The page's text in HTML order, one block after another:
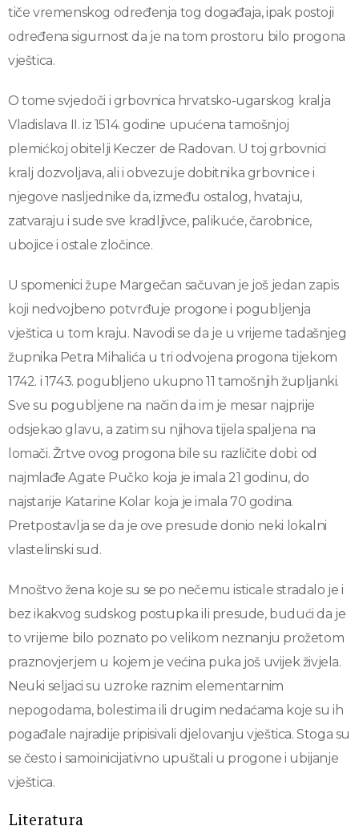
tiče vremenskog određenja tog događaja, ipak postoji
određena sigurnost da je na tom prostoru bilo progona
vještica.
O tome svjedoči i grbovnica hrvatsko-ugarskog kralja
Vladislava II. iz 1514. godine upućena tamošnjoj
plemićkoj obitelji Keczer de Radovan. U toj grbovnici
kralj dozvoljava, ali i obvezuje dobitnika grbovnice i
njegove nasljednike da, između ostalog, hvataju,
zatvaraju i sude sve kradljivce, palikuće, čarobnice,
ubojice i ostale zločince.
U spomenici župe Margečan sačuvan je još jedan zapis
koji nedvojbeno potvrđuje progone i pogubljenja
vještica u tom kraju. Navodi se da je u vrijeme tadašnjeg
župnika Petra Mihalića u tri odvojena progona tijekom
1742. i 1743. pogubljeno ukupno 11 tamošnjih župljanki.
Sve su pogubljene na način da im je mesar najprije
odsjekao glavu, a zatim su njihova tijela spaljena na
lomači. Žrtve ovog progona bile su različite dobi: od
najmlađe Agate Pučko koja je imala 21 godinu, do
najstarije Katarine Kolar koja je imala 70 godina.
Pretpostavlja se da je ove presude donio neki lokalni
vlastelinski sud.
Mnoštvo žena koje su se po nečemu isticale stradalo je i
bez ikakvog sudskog postupka ili presude, budući da je
to vrijeme bilo poznato po velikom neznanju prožetom
praznovjerjem u kojem je većina puka još uvijek živjela.
Neuki seljaci su uzroke raznim elementarnim
nepogodama, bolestima ili drugim nedaćama koje su ih
pogađale najradije pripisivali djelovanju vještica. Stoga su
se često i samoinicijativno upuštali u progone i ubijanje
vještica.
Literatura